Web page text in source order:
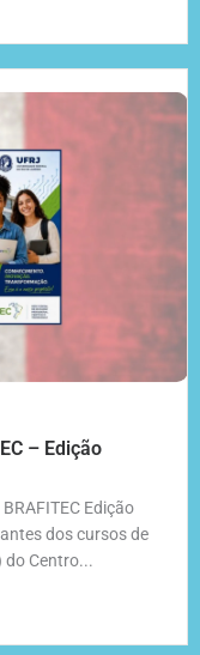
– Edição
Edição
dos cursos de
Centro...